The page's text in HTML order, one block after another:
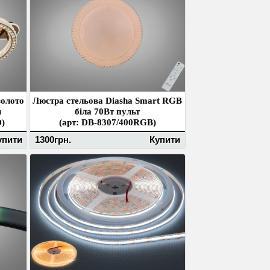
Люстра стельова Diasha Smart RGB
біла 70Вт пульт
(арт: DB-8307/400RGB)
1300грн. Купити